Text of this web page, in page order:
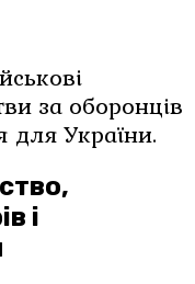
за оборонців
для України.
і